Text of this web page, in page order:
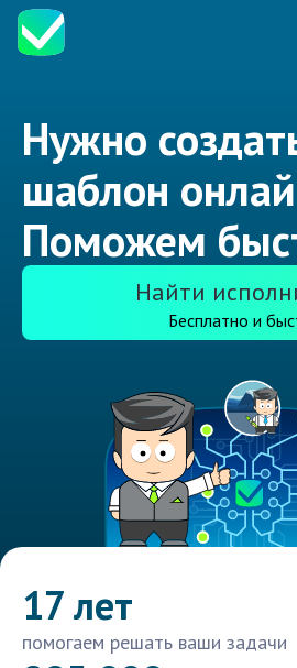
Нужно
шаблон
Поможем
Найти
Бесплатно и
17 лет
помогаем решать ваши задачи